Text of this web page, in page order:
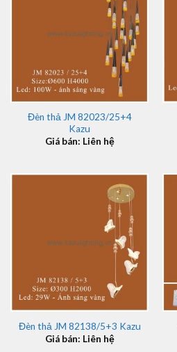
Đèn thả JM 82023/25+4
Kazu
Giá bán: Liên hệ
Đèn thả JM 82138/5+3 Kazu
Giá bán: Liên hệ